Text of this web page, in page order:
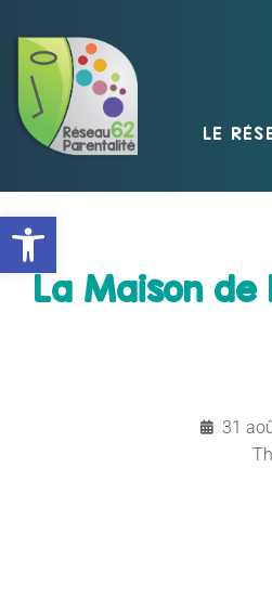
Ouvrir la barre d’outils
LE
La Maison
31